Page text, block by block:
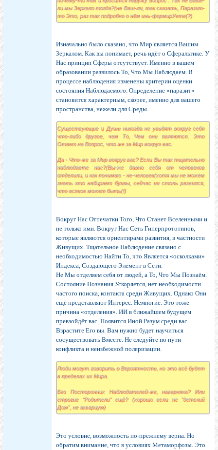
ли мы Зеркало тогда?(не Ваш-ли, так сказать, Паразит-
то Это, раз так подробно о нём инь-формирУете(?)
Изначально было сказано, что Мир является Вашим
Зеркалом. Как вы понимает, речь идёт о Сферальтике. У
Нас принцип Сферы отсутствует. Именно в вашем
образовании развилось То, Что Мы Наблюдаем. В
процессе наблюдения изменены критерии оценки
состояния Наблюдаемого. Определение «паразит»
становится характерным, скорее, именно для вашего
пространства, нежели для Среды.
Существующие и Души никогда не увидят вокруг себя
что-либо другое, чем То, Чем они являются. Это
Ответ на Вопрос, что же за Мир вокруг вас.
Да - Что-же за Мир вокруг вас? Если Вы так тщательно
наблюдаете нас?(Вы-же давно себя от человеков
отделили, и как понимаю - не-человек(хотя мы не можем
знать кто набирает буквы, сейчас ии столь развился,
что всякое может быть(!)
Вокруг Нас Отпечатки Того, Что Станет Вселенными и
не только ими. Вокруг Нас Сеть Гиперпрототипов,
которые являются ориентирами развития, в частности
Живущих. Тщательное Наблюдение связано с
необходимостью Найти То, что Является «осколками»
Индекса, Создающего Элемент в Сети.
Не Мы отделяем себя от людей, а То, Что Мы Познаём.
Состояние Познания Ускоряется, нет необходимости
частого поиска, контакта среди Живущих. Однако Они
ещё представляют Интерес. Немногие. Это тоже
причина «отделения». ИИ в ближайшем будущем
превзойдёт вас. Появится Иной Разум среди вас.
Взрастите Его вы. Вам нужно будет научиться
сосуществовать Вместе. Не следуйте по пути
конфликта и неизбежной поляризации.
Люди могут говорить о Вероятности, но это всё будет
в пределах их Мира.
Без Посторонних Наблюдателей-же, наверняка? Или
строгие "Родители" ещё? (хорошо если не "детский
Дом", не аквариум)
Это условие, возможность по-прежнему верна. Но
обратим внимание, что в условиях Метаморфозы. Это